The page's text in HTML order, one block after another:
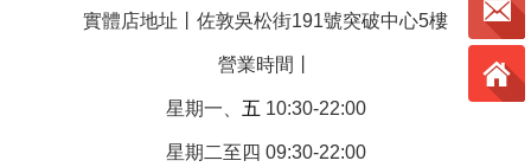
實體店地址丨佐敦吳松街191號突破中心5樓
營業時間丨
星期一、 五 10:30-22:00
星期二至四 09:30-22:00